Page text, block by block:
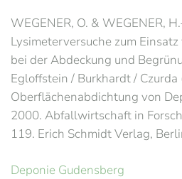
WEGENER, O. & WEGENER,
Lysimeterversuche zum
bei der Abdeckung und
Egloffstein / Burkhardt / Czurda
Oberflächenabdichtung von
2000. Abfallwirtschaft in
119. Erich Schmidt Verlag,
Deponie Gudensberg